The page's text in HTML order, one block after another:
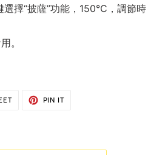
選擇“披薩”功能，150℃，調節時
。
TWEET
PIN ITPIN